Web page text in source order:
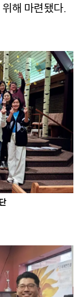
해 마련됐다.